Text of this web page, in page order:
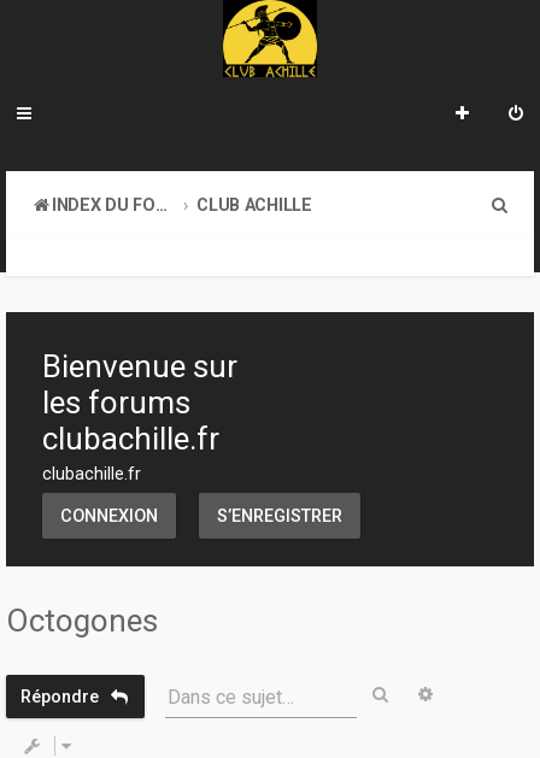
INDEX DU FORUM
CLUB ACHILLE
h
Bienvenue sur
les forums
clubachille.fr
clubachille.fr
CONNEXION S’ENREGISTRER
Octogones
Répondre Dans ce sujet… Rechercher